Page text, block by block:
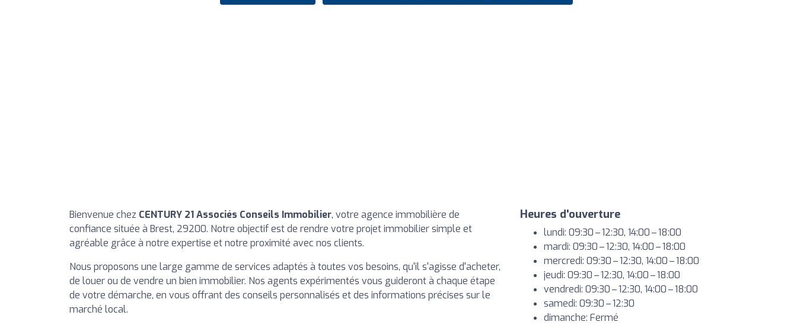
Bienvenue chez CENTURY 21 Associés Conseils Immobilier, votre agence immobilière de
confiance située à Brest, 29200. Notre objectif est de rendre votre projet immobilier simple et
agréable grâce à notre expertise et notre proximité avec nos clients.
Nous proposons une large gamme de services adaptés à toutes vos besoins, qu'il s'agisse d'acheter,
de louer ou de vendre un bien immobilier. Nos agents expérimentés vous guideront à chaque étape
de votre démarche, en vous offrant des conseils personnalisés et des informations précises sur le
marché local.
Heures d'ouverture
lundi: 09:30 – 12:30, 14:00 – 18:00
mardi: 09:30 – 12:30, 14:00 – 18:00
mercredi: 09:30 – 12:30, 14:00 – 18:00
jeudi: 09:30 – 12:30, 14:00 – 18:00
vendredi: 09:30 – 12:30, 14:00 – 18:00
samedi: 09:30 – 12:30
dimanche: Fermé